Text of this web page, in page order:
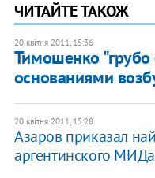
ЧИТАЙТЕ ТАКОЖ
20 квітня 2011, 15:36
Тимошенко "грубо
основаниями
20 квітня 2011, 15:28
Азаров приказал
аргентинского